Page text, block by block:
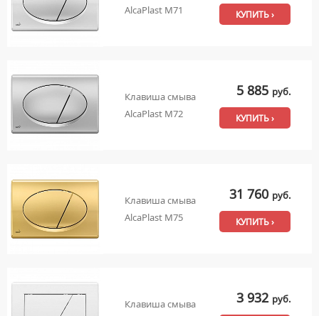
AlcaPlast M71
КУПИТЬ ›
Клавиша смыва
AlcaPlast M72
5 885 руб.
КУПИТЬ ›
Клавиша смыва
AlcaPlast M75
31 760 руб.
КУПИТЬ ›
Клавиша смыва
3 932 руб.